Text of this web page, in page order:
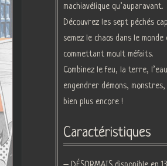
machiavélique qu’auparavant.
Découvrez les sept péchés
semez le chaos dans le monde
commettant moult méfaits.
Combinez le feu, la terre,
engendrer démons,
bien plus encore !
Caractéristiques